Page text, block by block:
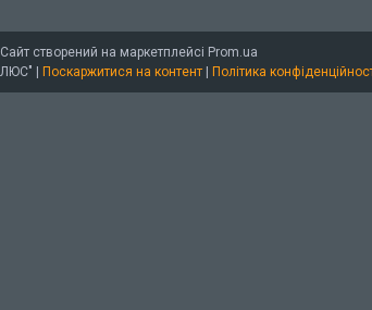
Сайт створений на маркетплейсі Prom.ua
Магазин "ГЕЛЕОС ПЛЮС" | Поскаржитися на контент | Політика